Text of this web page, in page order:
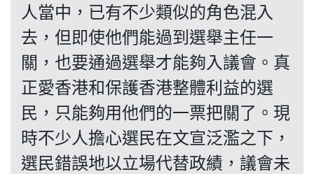
投票
視頻
昔日
系列
人當中，已有不少類似的角色混入
去，但即使他們能過到選舉主任一
關，也要通過選舉才能夠入議會。真
正愛香港和保護香港整體利益的選
民，只能夠用他們的一票把關了。現
時不少人擔心選民在文宣泛濫之下，
選民錯誤地以立場代替政績，議會未